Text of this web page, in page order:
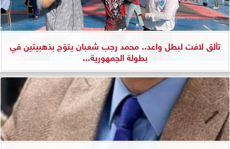
تألق لافت لبطل واعد.. محمد رجب شعبان يتوّج بذهبيتين في
بطولة الجمهورية...